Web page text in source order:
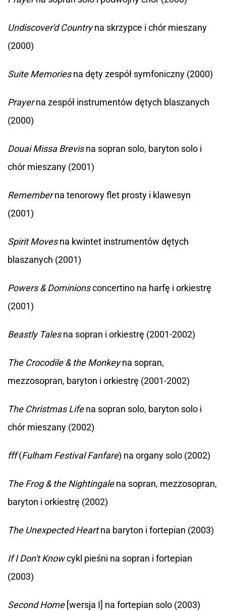
Undiscover'd Countryna skrzypce i chór mieszany
(2000)
Suite Memoriesna dęty zespół symfoniczny (2000)
Prayerna zespół instrumentów dętych blaszanych
(2000)
Douai Missa Brevisna sopran solo, baryton solo i
chór mieszany (2001)
Rememberna tenorowy flet prosty i klawesyn
(2001)
Spirit Movesna kwintet instrumentów dętych
blaszanych (2001)
Powers & Dominionsconcertino na harfę i orkiestrę
(2001)
Beastly Talesna sopran i orkiestrę (2001-2002)
The Crocodile & the Monkeyna sopran,
mezzosopran, baryton i orkiestrę (2001-2002)
The Christmas Lifena sopran solo, baryton solo i
chór mieszany (2002)
fff(Fulham Festival Fanfare) na organy solo (2002)
The Frog & the Nightingalena sopran, mezzosopran,
baryton i orkiestrę (2002)
The Unexpected Heartna baryton i fortepian (2003)
If I Don't Knowcykl pieśni na sopran i fortepian
(2003)
Second Home[wersja I] na fortepian solo (2003)